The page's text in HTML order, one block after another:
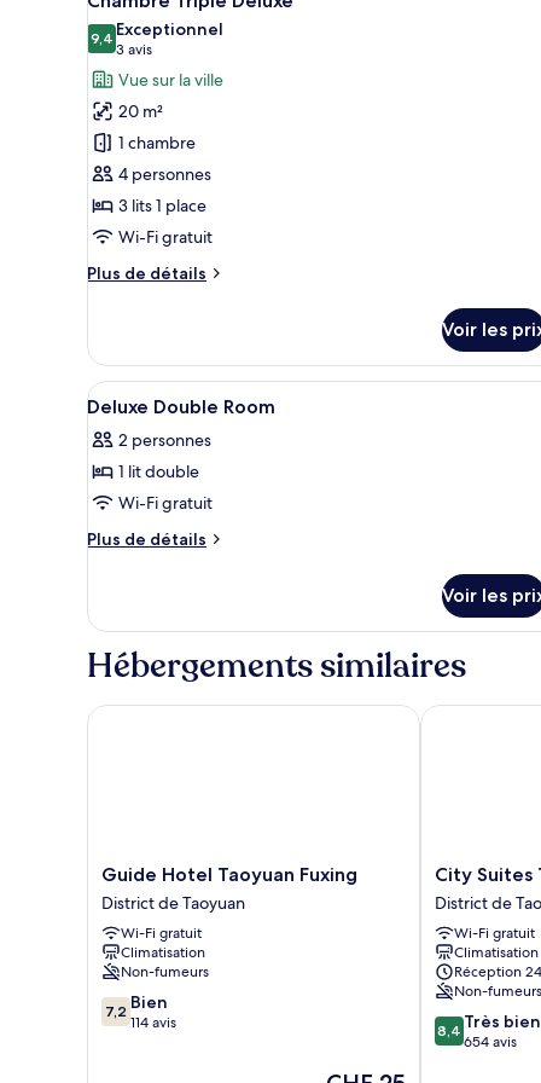
toutes
les
photos
pour
ce
type
de
chambre :
Chambre
Triple
9,49,4 sur 10
Exceptionnel
3 avis
(3 avis)
Vue sur la ville
20 m²
1 chambre
4 personnes
3 lits 1 place
Wi-Fi gratuit
Plus de détails
Plus
le
type
de
Chambre
Triple
Voir les
Afficher
toutes
les
photos
pour
ce
chambre :
Deluxe
Double
Room
Couette en duvet d'oie,
10
Deluxe Double Room
2 personnes
1 lit double
Wi-Fi gratuit
Plus de détails
Plus
le
type
de
Deluxe
Voir les
Hébergements similaires
Guide
Hotel
Taoyuan
Fuxing
District
de
Taoyuan
Guide Hotel Taoyuan Fuxing
District de Taoyuan
Wi-Fi gratuit
Climatisation
Non-fumeurs
7.2
sur
7,2 Bien
114 avis
Le
Guide Hotel Taoyuan Fuxing
City
Suites
Taoyuan
Station
District
de
Taoyuan
City Suites
District de
Wi-Fi gratuit
Climatisation
Réception
Non-fumeurs
8.4
sur
8,4 Très bien
654 avis
City Suites